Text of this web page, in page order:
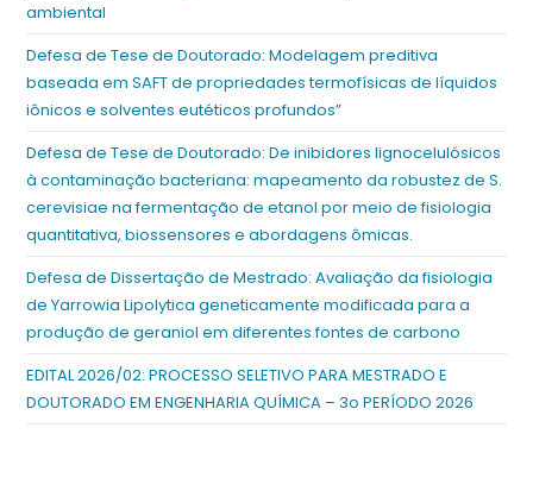
ambiental
Defesa de Tese de Doutorado: Modelagem preditiva
baseada em SAFT de propriedades termofísicas de líquidos
iônicos e solventes eutéticos profundos”
Defesa de Tese de Doutorado: De inibidores lignocelulósicos
à contaminação bacteriana: mapeamento da robustez de S.
cerevisiae na fermentação de etanol por meio de fisiologia
quantitativa, biossensores e abordagens ômicas.
Defesa de Dissertação de Mestrado: Avaliação da fisiologia
de Yarrowia Lipolytica geneticamente modificada para a
produção de geraniol em diferentes fontes de carbono
EDITAL 2026/02: PROCESSO SELETIVO PARA MESTRADO E
DOUTORADO EM ENGENHARIA QUÍMICA – 3o PERÍODO 2026